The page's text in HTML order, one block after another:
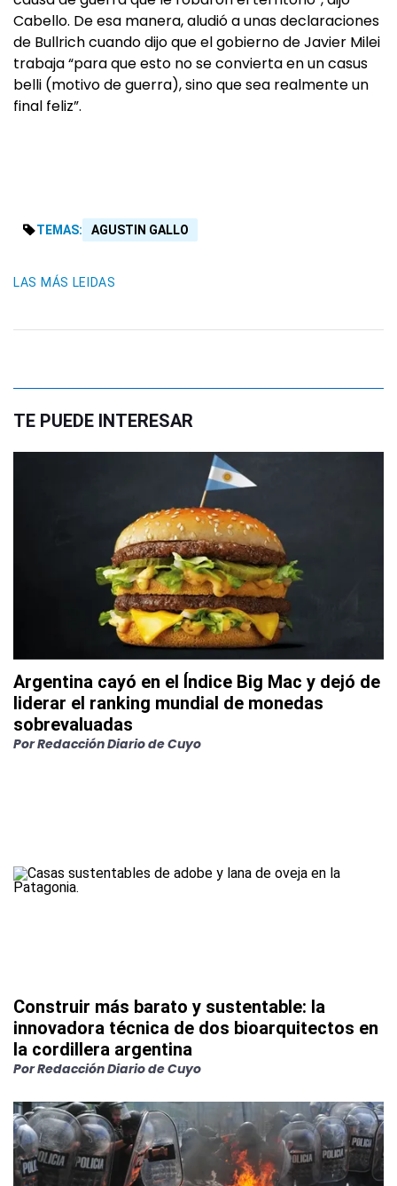
Cabello. De esa manera, aludió a unas declaraciones
de Bullrich cuando dijo que el gobierno de Javier Milei
trabaja “para que esto no se convierta en un casus
belli (motivo de guerra), sino que sea realmente un
final feliz”.
TEMAS: AGUSTIN GALLO
LAS MÁS LEIDAS
TE PUEDE INTERESAR
Argentina cayó en el Índice Big Mac y dejó de
liderar el ranking mundial de monedas
sobrevaluadas
PorRedacción Diario de Cuyo
Construir más barato y sustentable: la
innovadora técnica de dos bioarquitectos en
la cordillera argentina
PorRedacción Diario de Cuyo